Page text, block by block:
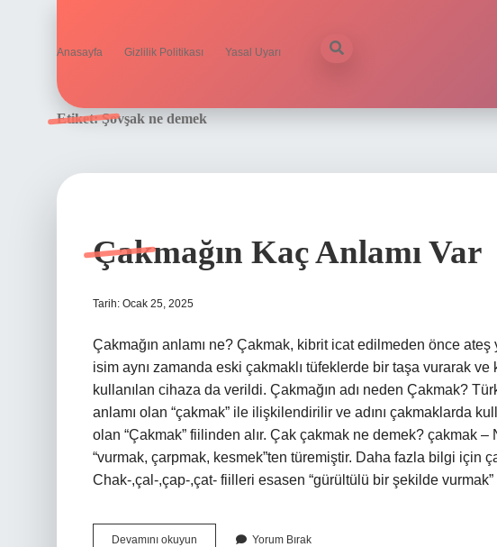
Anasayfa Gizlilik Politikası Yasal Uyarı
Etiket:Şovşak ne demek
Çakmağın Kaç Anlamı Var
Tarih: Ocak 25, 2025
Çakmağın anlamı ne? Çakmak, kibrit icat edilmeden önce
isim aynı zamanda eski çakmaklı tüfeklerde bir taşa vurarak ve
kullanılan cihaza da verildi. Çakmağın adı neden Çakmak?
anlamı olan “çakmak” ile ilişkilendirilir ve adını çakmaklarda
olan “Çakmak” fiilinden alır. Çak çakmak ne demek? çakmak
“vurmak, çarpmak, kesmek”ten türemiştir. Daha fazla bilgi için
Chak-,çal-,çap-,çat- fiilleri esasen “gürültülü bir şekilde
Devamını okuyun Çakmağın Yorum Bırak